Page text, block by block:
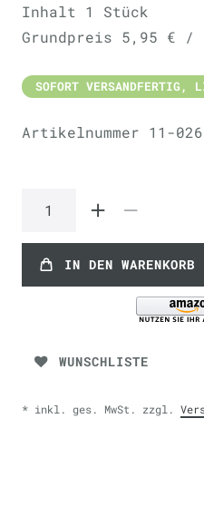
Inhalt 1 Stück
Grundpreis 5,95 € /
SOFORT
Artikelnummer 11-
IN DEN WARENKORB
WUNSCHLISTE
* inkl. ges. MwSt. zzgl.